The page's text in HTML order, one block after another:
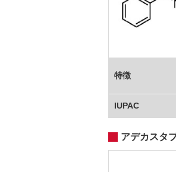
特徴
IUPAC
アデカスタ